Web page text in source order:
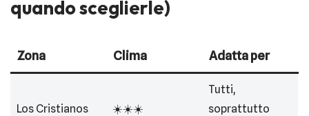
quando sceglierle)
Zona Clima Adatta per
Los Cristianos ☀️☀️☀️
Tutti,
soprattutto